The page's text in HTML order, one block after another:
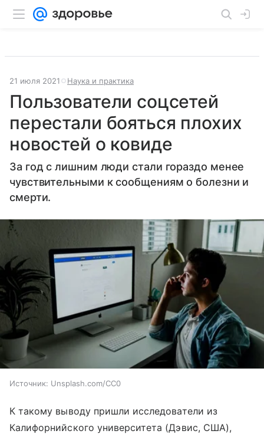
21 июля 2021 Наука и практика
Пользователи соцсетей
перестали бояться плохих
новостей о ковиде
За год с лишним люди стали гораздо менее
чувствительными к сообщениям о болезни и
смерти.
Источник: Unsplash.com/CC0
К такому выводу пришли исследователи из
Калифорнийского университета (Дэвис, США),